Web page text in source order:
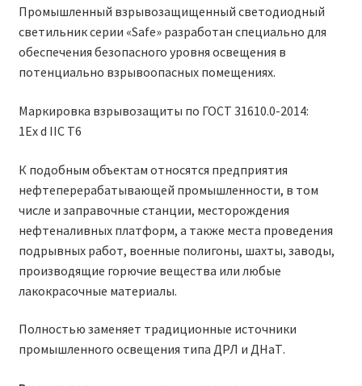
Промышленный взрывозащищенный светодиодный
светильник серии «Safe» разработан специально для
обеспечения безопасного уровня освещения в
потенциально взрывоопасных помещениях.
Маркировка взрывозащиты по ГОСТ 31610.0-2014:
1Ex d IIC T6
К подобным объектам относятся предприятия
нефтеперерабатывающей промышленности, в том
числе и заправочные станции, месторождения
нефтеналивных платформ, а также места проведения
подрывных работ, военные полигоны, шахты, заводы,
производящие горючие вещества или любые
лакокрасочные материалы.
Полностью заменяет традиционные источники
промышленного освещения типа ДРЛ и ДНаТ.